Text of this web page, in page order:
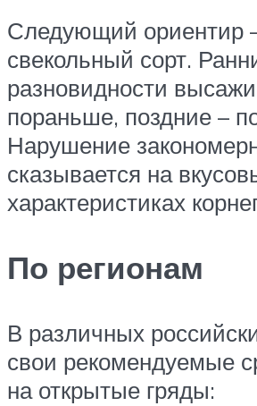
Следующий ориентир
свекольный сорт.
разновидности
пораньше, поздние –
Нарушение
сказывается на
характеристиках
По регионам
В различных
свои рекомендуемые
на открытые гряды: